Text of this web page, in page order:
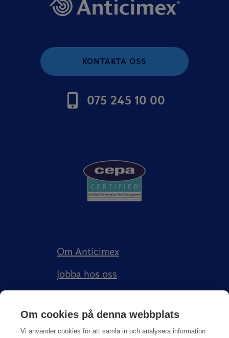
KONTAKTA OSS
075 245 10 00
Om Anticimex
Jobba hos oss
Anticimex Försäkringar AB
Om cookies på denna webbplats
Vi använder cookies för att samla in och analysera information